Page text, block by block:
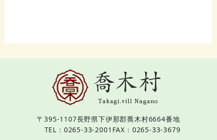
〒395-1107長野県下伊那郡喬木村6664番地
TEL：0265-33-2001 FAX：0265-33-3679